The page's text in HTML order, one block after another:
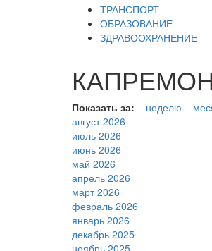
ТРАНСПОРТ
ОБРАЗОВАНИЕ
ЗДРАВООХРАНЕНИЕ
Показать за: неделю
август 2026
июль 2026
июнь 2026
май 2026
апрель 2026
март 2026
февраль 2026
январь 2026
декабрь 2025